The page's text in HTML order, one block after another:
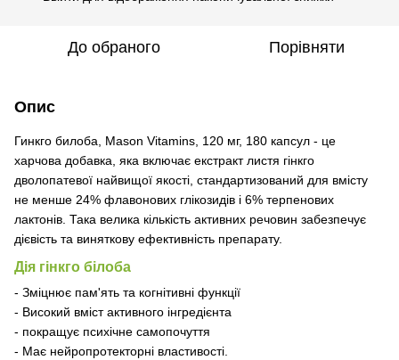
До обраного Порівняти
Опис
Гинкго билоба, Mason Vitamins, 120 мг, 180 капсул - це
харчова добавка, яка включає екстракт листя гінкго
дволопатевої найвищої якості, стандартизований для вмісту
не менше 24% флавонових глікозидів і 6% терпенових
лактонів. Така велика кількість активних речовин забезпечує
дієвість та виняткову ефективність препарату.
Дія гінкго білоба
- Зміцнює пам'ять та когнітивні функції
- Високий вміст активного інгредієнта
- покращує психічне самопочуття
- Має нейропротекторні властивості.